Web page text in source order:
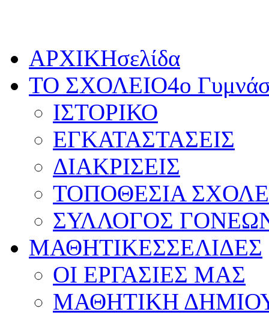
ΑΡΧΙΚΗσελίδα
ΤΟ ΣΧΟΛΕΙΟ4ο
ΙΣΤΟΡΙΚΟ
ΕΓΚΑΤΑΣΤΑΣΕΙΣ
ΔΙΑΚΡΙΣΕΙΣ
ΤΟΠΟΘΕΣΙΑ
ΣΥΛΛΟΓΟΣ
ΜΑΘΗΤΙΚΕΣΣΕΛΙΔΕΣ
ΟΙ ΕΡΓΑΣΙΕΣ ΜΑΣ
ΜΑΘΗΤΙΚΗ